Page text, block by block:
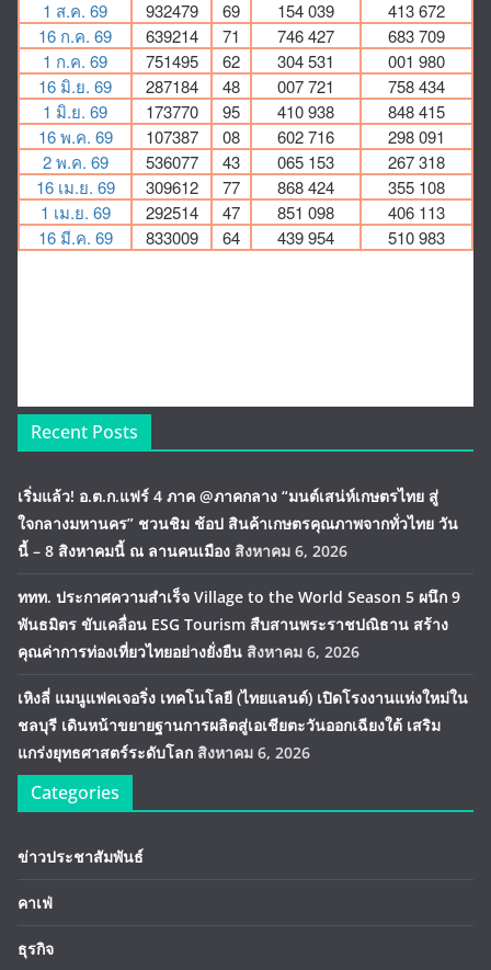
Recent Posts
เริ่มแล้ว! อ.ต.ก.แฟร์ 4 ภาค @ภาคกลาง “มนต์เสน่ห์เกษตรไทย สู่
ใจกลางมหานคร” ชวนชิม ช้อป สินค้าเกษตรคุณภาพจากทั่วไทย วัน
นี้ – 8 สิงหาคมนี้ ณ ลานคนเมือง สิงหาคม 6, 2026
ททท. ประกาศความสำเร็จ Village to the World Season 5 ผนึก 9
พันธมิตร ขับเคลื่อน ESG Tourism สืบสานพระราชปณิธาน สร้าง
คุณค่าการท่องเที่ยวไทยอย่างยั่งยืน สิงหาคม 6, 2026
เหิงลี่ แมนูแฟคเจอริ่ง เทคโนโลยี (ไทยแลนด์) เปิดโรงงานแห่งใหม่ใน
ชลบุรี เดินหน้าขยายฐานการผลิตสู่เอเชียตะวันออกเฉียงใต้ เสริม
แกร่งยุทธศาสตร์ระดับโลก สิงหาคม 6, 2026
Categories
ข่าวประชาสัมพันธ์
คาเฟ่
ธุรกิจ